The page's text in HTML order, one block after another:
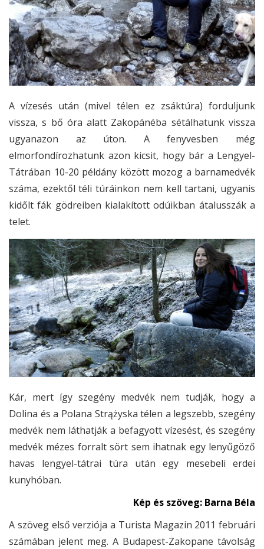
A vízesés után (mivel télen ez zsáktúra) forduljunk
vissza, s bő óra alatt Zakopánéba sétálhatunk vissza
ugyanazon az úton. A fenyvesben még
elmorfondírozhatunk azon kicsit, hogy bár a Lengyel-
Tátrában 10-20 példány között mozog a barnamedvék
száma, ezektől téli túráinkon nem kell tartani, ugyanis
kidőlt fák gödreiben kialakított odúikban átalusszák a
telet.
Kár, mert így szegény medvék nem tudják, hogy a
Dolina és a Polana Strążyska télen a legszebb, szegény
medvék nem láthatják a befagyott vízesést, és szegény
medvék mézes forralt sört sem ihatnak egy lenyűgöző
havas lengyel-tátrai túra után egy mesebeli erdei
kunyhóban.
Kép és szöveg: Barna Béla
A szöveg első verziója a Turista Magazin 2011 februári
számában jelent meg. A Budapest-Zakopane távolság